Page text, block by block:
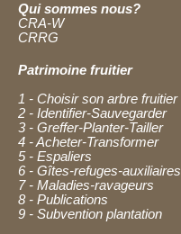
Qui sommes nous?
CRA-W
CRRG
Patrimoine fruitier
1 - Choisir son arbre fruitier
2 - Identifier-Sauvegarder
3 - Greffer-Planter-Tailler
4 - Acheter-Transformer
5 - Espaliers
6 - Gîtes-refuges-auxiliaires
7 - Maladies-ravageurs
8 - Publications
9 - Subvention plantation